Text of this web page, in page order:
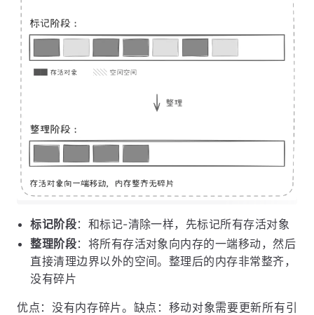
标记阶段：和标记-清除一样，先标记所有存活对象
整理阶段：将所有存活对象向内存的一端移动，然后
直接清理边界以外的空间。整理后的内存非常整齐，
没有碎片
优点：没有内存碎片。缺点：移动对象需要更新所有引